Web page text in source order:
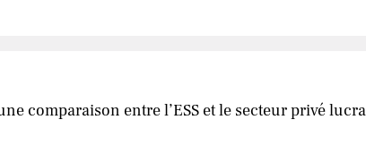
comparaison entre l’ESS et le secteur privé